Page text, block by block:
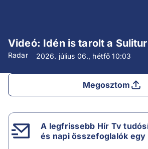
Videó: Idén is tarolt a
Radar 2026. július 06., hétfő 10:03
Megosztom
A legfrissebb Hír Tv
és napi összefoglalók egy